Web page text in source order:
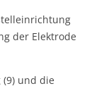
der Elektrode
und die